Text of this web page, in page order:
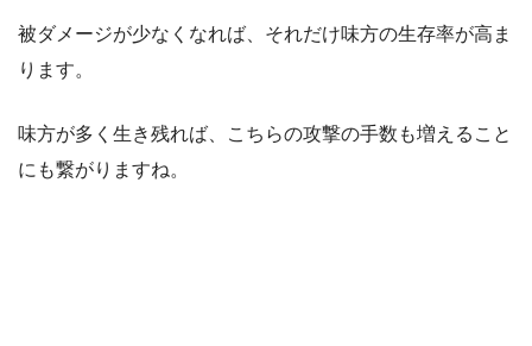
被ダメージが少なくなれば、それだけ味方の生存率が高ま
ります。
味方が多く生き残れば、こちらの攻撃の手数も増えること
にも繋がりますね。